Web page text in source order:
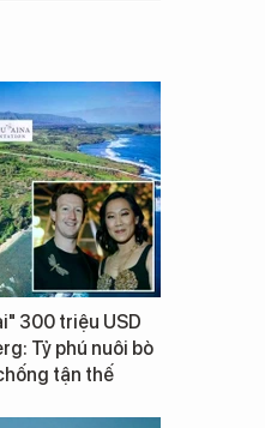
300 triệu USD
Tỷ phú nuôi bò
tận thế